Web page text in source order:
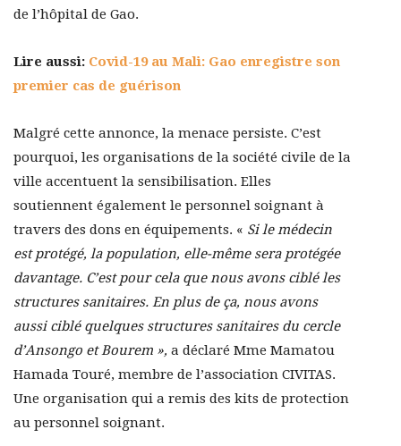
de l’hôpital de Gao.
Lire aussi: Covid-19 au Mali: Gao enregistre son
premier cas de guérison
Malgré cette annonce, la menace persiste. C’est
pourquoi, les organisations de la société civile de la
ville accentuent la sensibilisation. Elles
soutiennent également le personnel soignant à
travers des dons en équipements. « Si le médecin
est protégé, la population, elle-même sera protégée
davantage. C’est pour cela que nous avons ciblé les
structures sanitaires. En plus de ça, nous avons
aussi ciblé quelques structures sanitaires du cercle
d’Ansongo et Bourem », a déclaré Mme Mamatou
Hamada Touré, membre de l’association CIVITAS.
Une organisation qui a remis des kits de protection
au personnel soignant.